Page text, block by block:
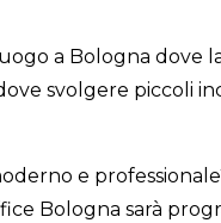
a Bologna dove
svolgere piccoli
e
Bologna sarà